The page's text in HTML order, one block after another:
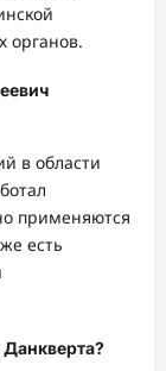
органов.
в области
применяются
есть
Данкверта?